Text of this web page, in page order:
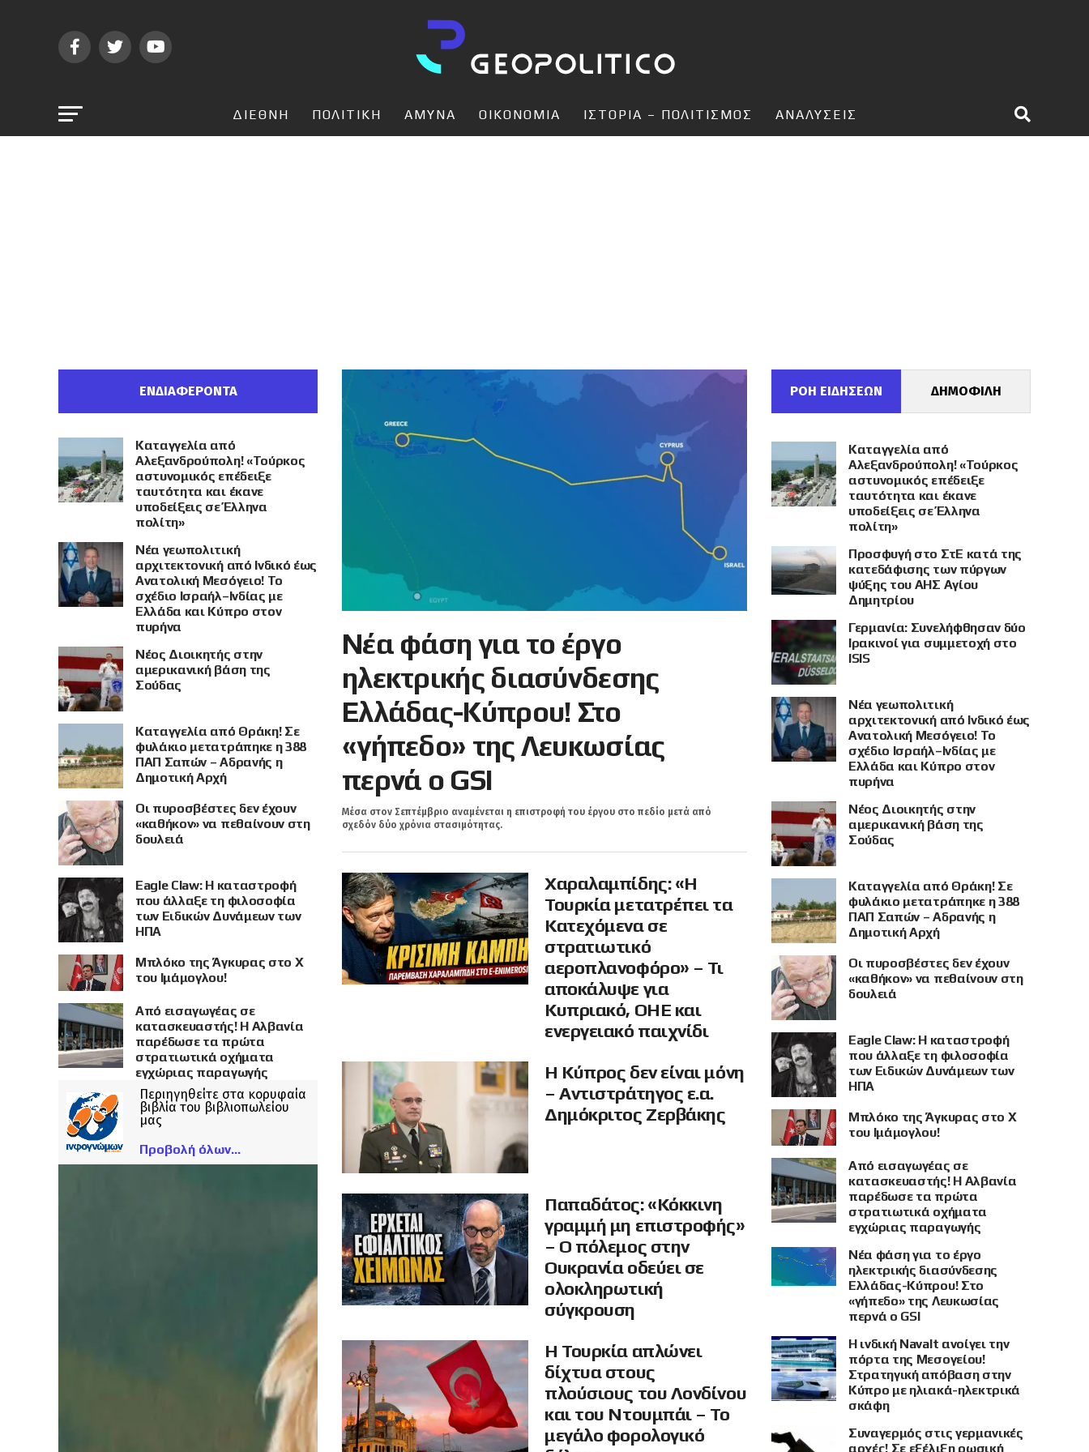
ΔΙΕΘΝΗ ΠΟΛΙΤΙΚΗ ΑΜΥΝΑ ΟΙΚΟΝΟΜΙΑ ΙΣΤΟΡΙΑ – ΠΟΛΙΤΙΣΜΟΣ ΑΝΑΛΥΣΕΙΣ
Νέα φάση για το έργο
ηλεκτρικής διασύνδεσης
Ελλάδας-Κύπρου! Στο
«γήπεδο» της Λευκωσίας
περνά ο GSI
Μέσα στον Σεπτέμβριο αναμένεται η επιστροφή του έργου στο πεδίο μετά από
σχεδόν δύο χρόνια στασιμότητας.
Χαραλαμπίδης: «Η
Τουρκία μετατρέπει τα
Κατεχόμενα σε
στρατιωτικό
αεροπλανοφόρο» – Τι
αποκάλυψε για
Κυπριακό, ΟΗΕ και
ενεργειακό παιχνίδι
Η Κύπρος δεν είναι μόνη
– Αντιστράτηγος ε.α.
Δημόκριτος Ζερβάκης
Παπαδάτος: «Κόκκινη
γραμμή μη επιστροφής»
– Ο πόλεμος στην
Ουκρανία οδεύει σε
ολοκληρωτική
σύγκρουση
Η Τουρκία απλώνει
δίχτυα στους
πλούσιους του Λονδίνου
και του Ντουμπάι – Το
μεγάλο φορολογικό
ΕΝΔΙΑΦΕΡΟΝΤΑ
Καταγγελία από
Αλεξανδρούπολη! «Τούρκος
αστυνομικός επέδειξε
ταυτότητα και έκανε
υποδείξεις σε Έλληνα
πολίτη»
Νέα γεωπολιτική
αρχιτεκτονική από Ινδικό έως
Ανατολική Μεσόγειο! Το
σχέδιο Ισραήλ–Ινδίας με
Ελλάδα και Κύπρο στον
πυρήνα
Νέος Διοικητής στην
αμερικανική βάση της
Σούδας
Καταγγελία από Θράκη! Σε
φυλάκιο μετατράπηκε η 388
ΠΑΠ Σαπών – Αδρανής η
Δημοτική Αρχή
Οι πυροσβέστες δεν έχουν
«καθήκον» να πεθαίνουν στη
δουλειά
Eagle Claw: Η καταστροφή
που άλλαξε τη φιλοσοφία
των Ειδικών Δυνάμεων των
ΗΠΑ
Μπλόκο της Άγκυρας στο X
του Ιμάμογλου!
Από εισαγωγέας σε
κατασκευαστής! Η Αλβανία
παρέδωσε τα πρώτα
στρατιωτικά οχήματα
εγχώριας παραγωγής
Περιηγηθείτε στα κορυφαία
βιβλία του βιβλιοπωλείου
μας
Προβολή όλων
ΡΟΗ ΕΙΔΗΣΕΩΝ ΔΗΜΟΦΙΛΗ
Καταγγελία από
Αλεξανδρούπολη! «Τούρκος
αστυνομικός επέδειξε
ταυτότητα και έκανε
υποδείξεις σε Έλληνα
πολίτη»
Προσφυγή στο ΣτΕ κατά της
κατεδάφισης των πύργων
ψύξης του ΑΗΣ Αγίου
Δημητρίου
Γερμανία: Συνελήφθησαν δύο
Ιρακινοί για συμμετοχή στο
ISIS
Νέα γεωπολιτική
αρχιτεκτονική από Ινδικό έως
Ανατολική Μεσόγειο! Το
σχέδιο Ισραήλ–Ινδίας με
Ελλάδα και Κύπρο στον
πυρήνα
Νέος Διοικητής στην
αμερικανική βάση της
Σούδας
Καταγγελία από Θράκη! Σε
φυλάκιο μετατράπηκε η 388
ΠΑΠ Σαπών – Αδρανής η
Δημοτική Αρχή
Οι πυροσβέστες δεν έχουν
«καθήκον» να πεθαίνουν στη
δουλειά
Eagle Claw: Η καταστροφή
που άλλαξε τη φιλοσοφία
των Ειδικών Δυνάμεων των
ΗΠΑ
Μπλόκο της Άγκυρας στο X
του Ιμάμογλου!
Από εισαγωγέας σε
κατασκευαστής! Η Αλβανία
παρέδωσε τα πρώτα
στρατιωτικά οχήματα
εγχώριας παραγωγής
Νέα φάση για το έργο
ηλεκτρικής διασύνδεσης
Ελλάδας-Κύπρου! Στο
«γήπεδο» της Λευκωσίας
περνά ο GSI
Η ινδική Navalt ανοίγει την
πόρτα της Μεσογείου!
Στρατηγική απόβαση στην
Κύπρο με ηλιακά-ηλεκτρικά
σκάφη
Συναγερμός στις γερμανικές
αρχές! Σε εξέλιξη ρωσική